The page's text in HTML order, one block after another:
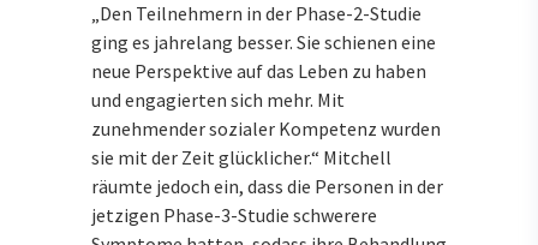
„Den Teilnehmern in der Phase-2-Studie
ging es jahrelang besser. Sie schienen eine
neue Perspektive auf das Leben zu haben
und engagierten sich mehr. Mit
zunehmender sozialer Kompetenz wurden
sie mit der Zeit glücklicher.“ Mitchell
räumte jedoch ein, dass die Personen in der
jetzigen Phase-3-Studie schwerere